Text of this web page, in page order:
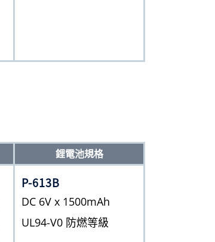
鋰電池規格
P-613B
DC 6V x 1500mAh
UL94-V0 防燃等級